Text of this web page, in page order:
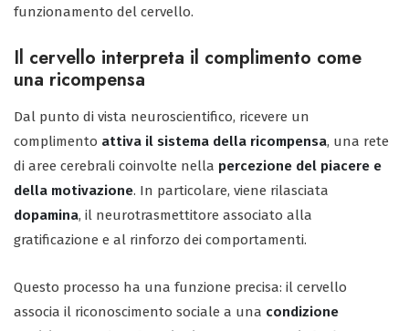
funzionamento del cervello.
Il cervello interpreta il complimento come
una ricompensa
Dal punto di vista neuroscientifico, ricevere un
complimento attiva il sistema della ricompensa, una rete
di aree cerebrali coinvolte nella percezione del piacere e
della motivazione. In particolare, viene rilasciata
dopamina, il neurotrasmettitore associato alla
gratificazione e al rinforzo dei comportamenti.
Questo processo ha una funzione precisa: il cervello
associa il riconoscimento sociale a una condizione